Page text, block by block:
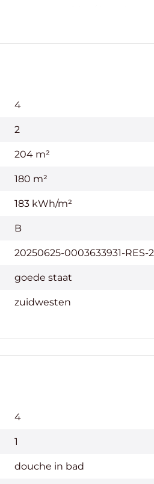
4
2
204 m²
180 m²
183 kWh/m²
B
20250625-0003633931-RES-2
goede staat
zuidwesten
4
1
douche in bad